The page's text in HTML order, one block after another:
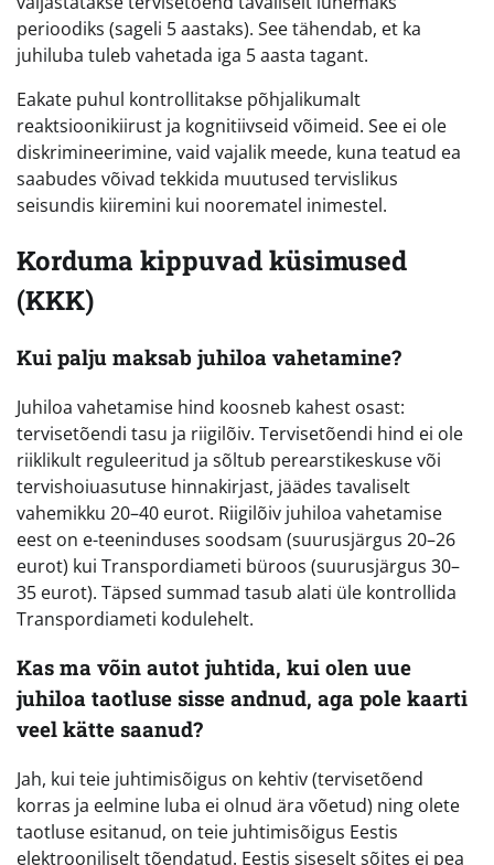
perioodiks (sageli 5 aastaks). See tähendab, et ka
juhiluba tuleb vahetada iga 5 aasta tagant.
Eakate puhul kontrollitakse põhjalikumalt
reaktsioonikiirust ja kognitiivseid võimeid. See ei ole
diskrimineerimine, vaid vajalik meede, kuna teatud ea
saabudes võivad tekkida muutused tervislikus
seisundis kiiremini kui noorematel inimestel.
Korduma kippuvad küsimused
(KKK)
Kui palju maksab juhiloa vahetamine?
Juhiloa vahetamise hind koosneb kahest osast:
tervisetõendi tasu ja riigilõiv. Tervisetõendi hind ei ole
riiklikult reguleeritud ja sõltub perearstikeskuse või
tervishoiuasutuse hinnakirjast, jäädes tavaliselt
vahemikku 20–40 eurot. Riigilõiv juhiloa vahetamise
eest on e-teeninduses soodsam (suurusjärgus 20–26
eurot) kui Transpordiameti büroos (suurusjärgus 30–
35 eurot). Täpsed summad tasub alati üle kontrollida
Transpordiameti kodulehelt.
Kas ma võin autot juhtida, kui olen uue
juhiloa taotluse sisse andnud, aga pole kaarti
veel kätte saanud?
Jah, kui teie juhtimisõigus on kehtiv (tervisetõend
korras ja eelmine luba ei olnud ära võetud) ning olete
taotluse esitanud, on teie juhtimisõigus Eestis
elektrooniliselt tõendatud. Eestis siseselt sõites ei pea